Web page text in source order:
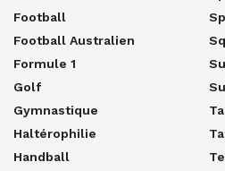
Football
Football Australien
Formule 1
Golf
Gymnastique
Haltérophilie
Handball